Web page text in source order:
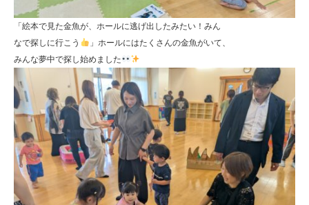
「絵本で見た金魚が、ホールに逃げ出したみたい！みん
なで探しに行こう
」ホールにはたくさんの金魚がいて、
みんな夢中で探し始めました